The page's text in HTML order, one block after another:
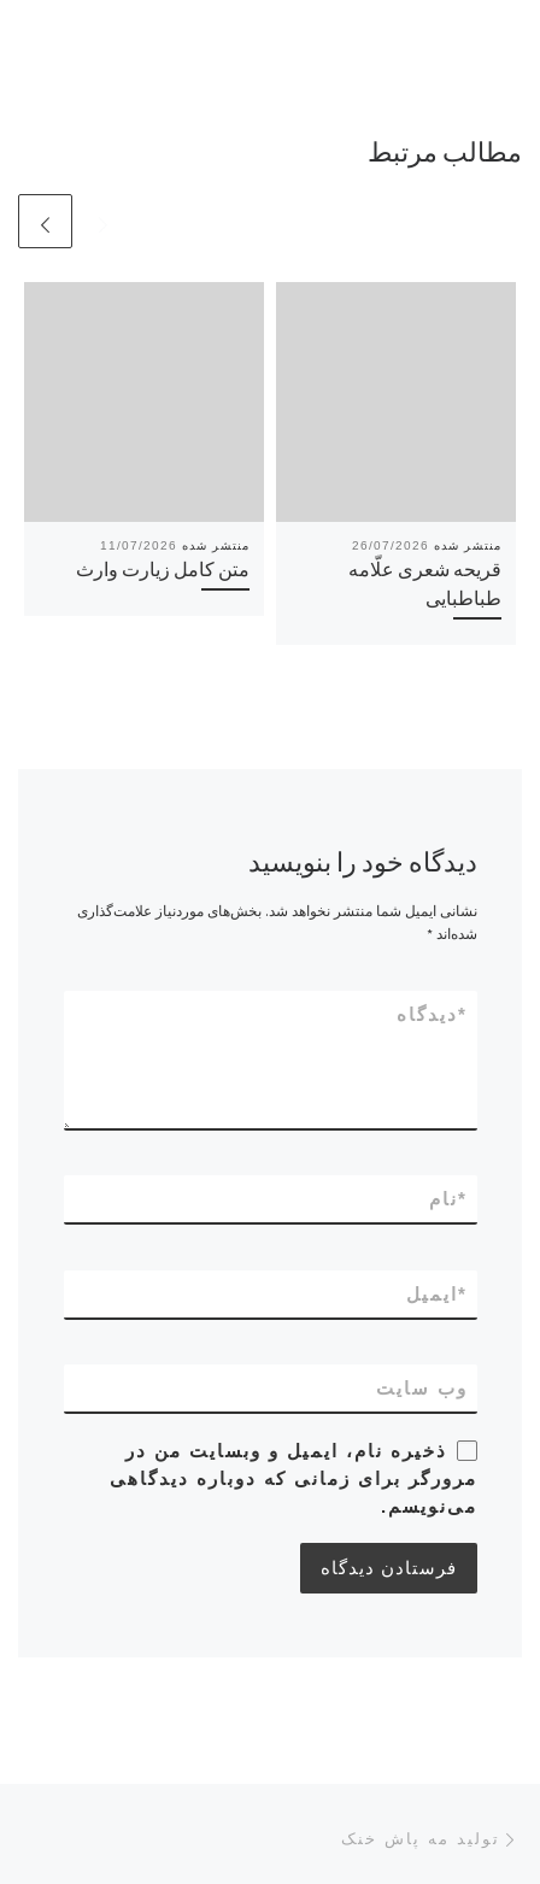
مطالب مرتبط
11/07/2026
متن کامل زيارت وارث
26/07/2026
قریحه شعری علّامه
طباطبایی
دیدگاه خود را بنویسید
نشانی ایمیل شما منتشر نخواهد شد. بخش‌های موردنیاز علامت‌گذاری
شده‌اند*
دیدگاه*
نام*
ایمیل *
وب‌ سایت
ذخیره نام، ایمیل و وبسایت من در
مرورگر برای زمانی که دوباره دیدگاهی
می‌نویسم.
ناوبری پست‌ها
تولید مه پاش خنک